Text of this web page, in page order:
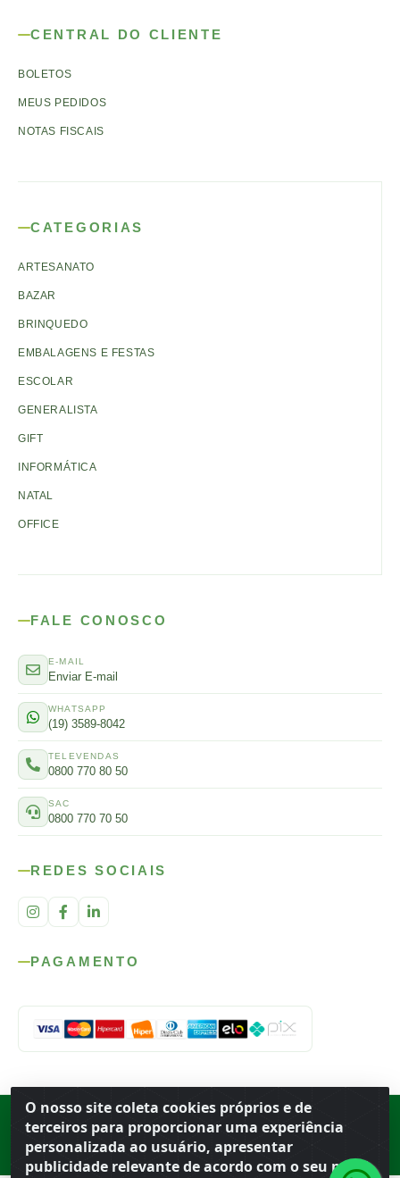
O nosso site coleta cookies próprios e de
terceiros para proporcionar uma experiência
personalizada ao usuário, apresentar
publicidade relevante de acordo com o seu perfil
CENTRAL DO CLIENTE
BOLETOS
MEUS PEDIDOS
NOTAS FISCAIS
CATEGORIAS
ARTESANATO
BAZAR
BRINQUEDO
EMBALAGENS E FESTAS
ESCOLAR
GENERALISTA
GIFT
INFORMÁTICA
NATAL
OFFICE
FALE CONOSCO
E-MAIL
Enviar E-mail
WHATSAPP
(19) 3589-8042
TELEVENDAS
0800 770 80 50
SAC
0800 770 70 50
REDES SOCIAIS
PAGAMENTO
Porto Ferreira ·BR
13.669-899· CNPJ 56.679.863/0001-91
© 2026 Atacado Ideal